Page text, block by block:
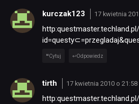
kurczak123 17 kwietnia
Cytuj Odpowiedz
tirth 17 kwietnia 2010 o 21:58